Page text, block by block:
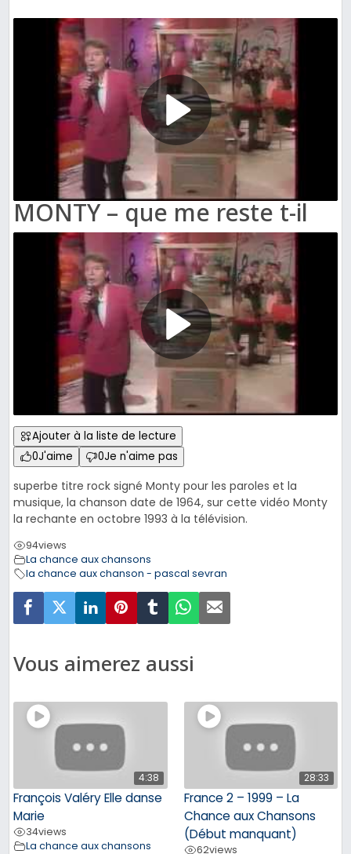
MONTY – que me reste t-il
Ajouter à la liste de lecture
0J'aime 0Je n'aime pas
superbe titre rock signé Monty pour les paroles et la
musique, la chanson date de 1964, sur cette vidéo Monty
la rechante en octobre 1993 à la télévision.
94views
La chance aux chansons
la chance aux chanson - pascal sevran
Vous aimerez aussi
4:38
François Valéry Elle danse
Marie
34views
La chance aux chansons
28:33
France 2 – 1999 – La
Chance aux Chansons
(Début manquant)
62views